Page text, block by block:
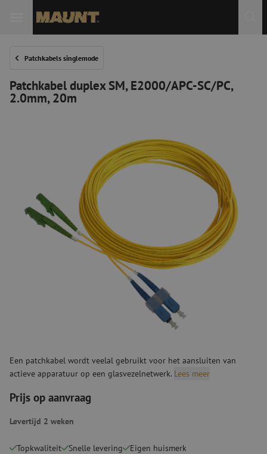
Patchkabels singlemode
Patchkabel duplex SM, E2000/APC-SC/PC,
2.0mm, 20m
Een patchkabel wordt veelal gebruikt voor het aansluiten van
actieve apparatuur op een glasvezelnetwerk. Lees meer
Prijs op aanvraag
Levertijd 2 weken
Topkwaliteit Snelle levering Eigen huismerk